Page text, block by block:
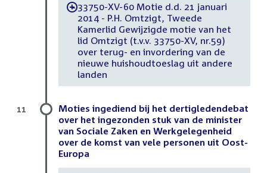
-33750-XV-60 Motie d.d. 21 januari
2014 - P.H. Omtzigt, Tweede
Kamerlid Gewijzigde motie van het
lid Omtzigt (t.v.v. 33750-XV, nr.59)
over terug- en invordering van de
nieuwe huishoudtoeslag uit andere
landen
Moties ingediend bij het dertigledendebat
over het ingezonden stuk van de minister
van Sociale Zaken en Werkgelegenheid
over de komst van vele personen uit Oost-
Europa
11